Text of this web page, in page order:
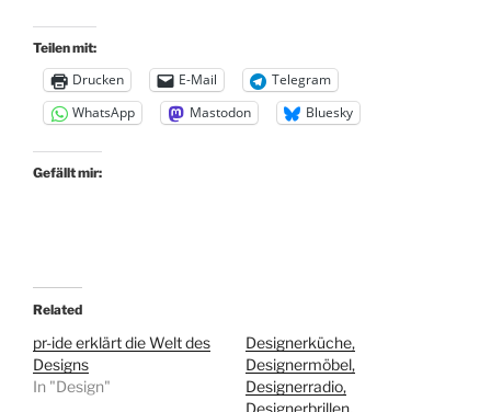
Teilen mit:
Drucken E-Mail
Telegram
WhatsApp
Mastodon Bluesky
Gefällt mir:
Related
pr-ide erklärt die Welt des
Designs
In "Design"
Designerküche,
Designermöbel,
Designerradio,
Designerbrillen,